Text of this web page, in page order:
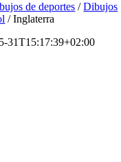
de deportes /Dibujos
/Inglaterra
31T15:17:39+02:00